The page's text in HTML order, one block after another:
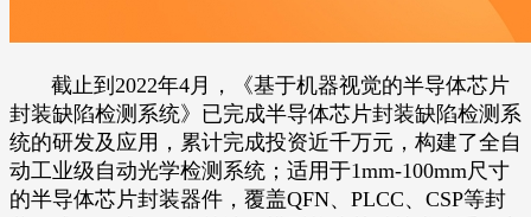
截止到2022年4月，《基于机器视觉的半导体芯片
封装缺陷检测系统》已完成半导体芯片封装缺陷检测系
统的研发及应用，累计完成投资近千万元，构建了全自
动工业级自动光学检测系统；适用于1mm-100mm尺寸
的半导体芯片封装器件，覆盖QFN、PLCC、CSP等封